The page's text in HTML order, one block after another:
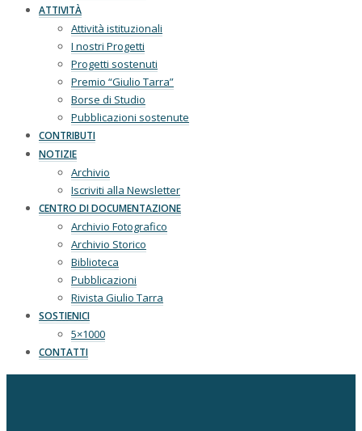
ATTIVITÀ
Attività istituzionali
I nostri Progetti
Progetti sostenuti
Premio “Giulio Tarra”
Borse di Studio
Pubblicazioni sostenute
CONTRIBUTI
NOTIZIE
Archivio
Iscriviti alla Newsletter
CENTRO DI DOCUMENTAZIONE
Archivio Fotografico
Archivio Storico
Biblioteca
Pubblicazioni
Rivista Giulio Tarra
SOSTIENICI
5×1000
CONTATTI